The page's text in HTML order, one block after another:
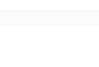
a activar su aviso